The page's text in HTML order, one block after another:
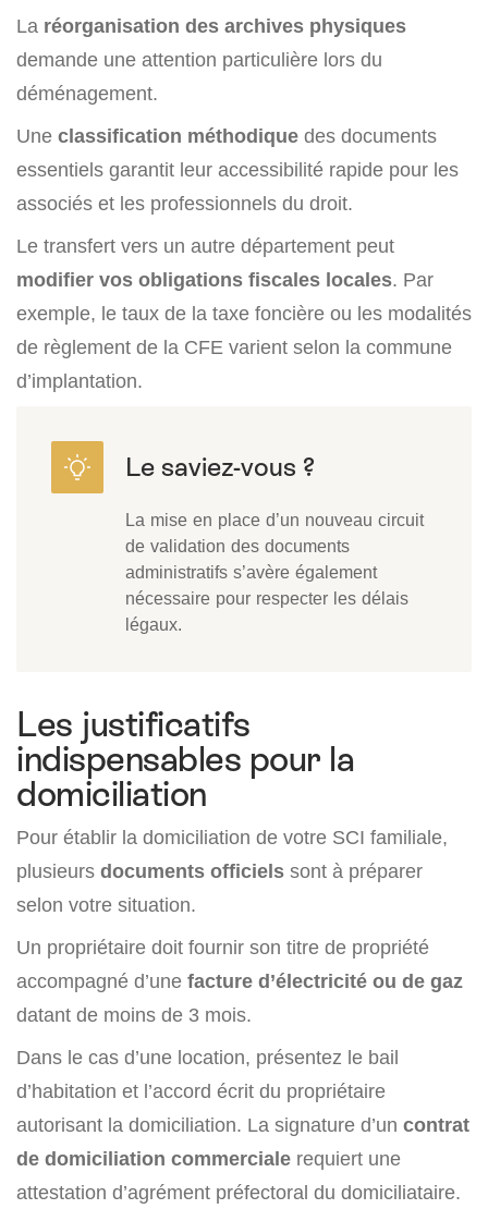
La réorganisation des archives physiques
demande une attention particulière lors du
déménagement.
Une classification méthodique des documents
essentiels garantit leur accessibilité rapide pour les
associés et les professionnels du droit.
Le transfert vers un autre département peut
modifier vos obligations fiscales locales. Par
exemple, le taux de la taxe foncière ou les modalités
de règlement de la CFE varient selon la commune
d’implantation.
La mise en place d’un nouveau circuit
de validation des documents
administratifs s’avère également
nécessaire pour respecter les délais
légaux.
Les justificatifs
indispensables pour la
domiciliation
Pour établir la domiciliation de votre SCI familiale,
plusieurs documents officiels sont à préparer
selon votre situation.
Un propriétaire doit fournir son titre de propriété
accompagné d’une facture d’électricité ou de gaz
datant de moins de 3 mois.
Dans le cas d’une location, présentez le bail
d’habitation et l’accord écrit du propriétaire
autorisant la domiciliation. La signature d’un contrat
de domiciliation commerciale requiert une
attestation d’agrément préfectoral du domiciliataire.